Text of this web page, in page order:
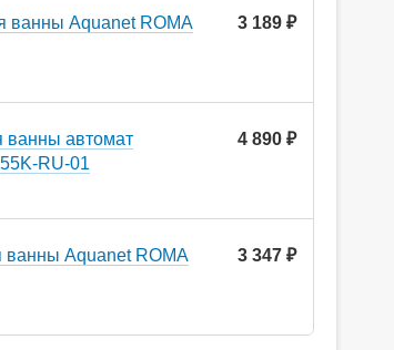
ванны Aquanet ROMA
3 189 ₽
автомат
RU-01
4 890 ₽
ванны Aquanet ROMA
3 347 ₽